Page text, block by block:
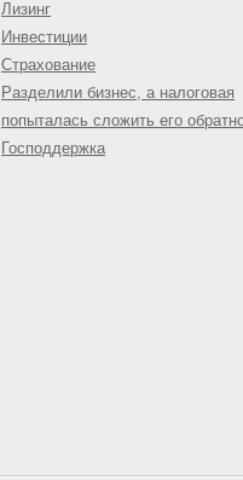
Лизинг
Инвестиции
Страхование
Разделили бизнес, а налоговая
попыталась сложить его
Господдержка